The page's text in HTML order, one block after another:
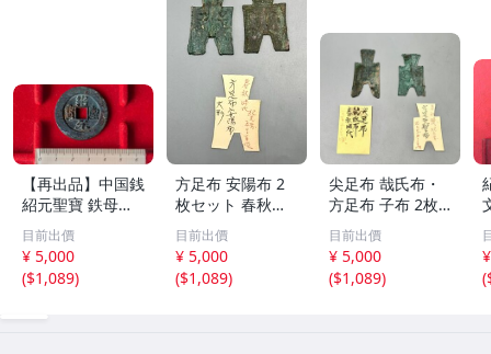
【再出品】中国銭
紹元聖寶 鉄母
銭？
目前出價
¥ 5,000
($1,089)
方足布 安陽布 2
枚セット 春秋戦
国時代 中国古代
銭貨 布貨 布幣 銅
銭 古銭 コレクシ
ョン 貨幣
目前出價
¥ 5,000
($1,089)
尖足布 哉氏布・
方足布 子布 2枚
セット 中国戦国
古銭 布幣 古銭 貨
布 貨幣
目前出價
¥ 5,000
($1,089)
(